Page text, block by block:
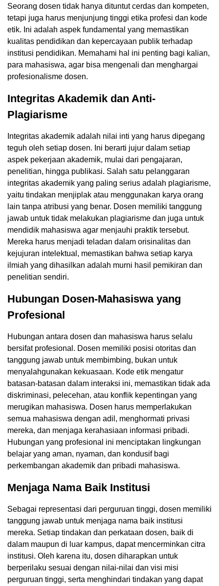
Seorang dosen tidak hanya dituntut cerdas dan kompeten,
tetapi juga harus menjunjung tinggi etika profesi dan kode
etik. Ini adalah aspek fundamental yang memastikan
kualitas pendidikan dan kepercayaan publik terhadap
institusi pendidikan. Memahami hal ini penting bagi kalian,
para mahasiswa, agar bisa mengenali dan menghargai
profesionalisme dosen.
Integritas Akademik dan Anti-
Plagiarisme
Integritas akademik adalah nilai inti yang harus dipegang
teguh oleh setiap dosen. Ini berarti jujur dalam setiap
aspek pekerjaan akademik, mulai dari pengajaran,
penelitian, hingga publikasi. Salah satu pelanggaran
integritas akademik yang paling serius adalah plagiarisme,
yaitu tindakan menjiplak atau menggunakan karya orang
lain tanpa atribusi yang benar. Dosen memiliki tanggung
jawab untuk tidak melakukan plagiarisme dan juga untuk
mendidik mahasiswa agar menjauhi praktik tersebut.
Mereka harus menjadi teladan dalam orisinalitas dan
kejujuran intelektual, memastikan bahwa setiap karya
ilmiah yang dihasilkan adalah murni hasil pemikiran dan
penelitian sendiri.
Hubungan Dosen-Mahasiswa yang
Profesional
Hubungan antara dosen dan mahasiswa harus selalu
bersifat profesional. Dosen memiliki posisi otoritas dan
tanggung jawab untuk membimbing, bukan untuk
menyalahgunakan kekuasaan. Kode etik mengatur
batasan-batasan dalam interaksi ini, memastikan tidak ada
diskriminasi, pelecehan, atau konflik kepentingan yang
merugikan mahasiswa. Dosen harus memperlakukan
semua mahasiswa dengan adil, menghormati privasi
mereka, dan menjaga kerahasiaan informasi pribadi.
Hubungan yang profesional ini menciptakan lingkungan
belajar yang aman, nyaman, dan kondusif bagi
perkembangan akademik dan pribadi mahasiswa.
Menjaga Nama Baik Institusi
Sebagai representasi dari perguruan tinggi, dosen memiliki
tanggung jawab untuk menjaga nama baik institusi
mereka. Setiap tindakan dan perkataan dosen, baik di
dalam maupun di luar kampus, dapat mencerminkan citra
institusi. Oleh karena itu, dosen diharapkan untuk
berperilaku sesuai dengan nilai-nilai dan visi misi
perguruan tinggi, serta menghindari tindakan yang dapat